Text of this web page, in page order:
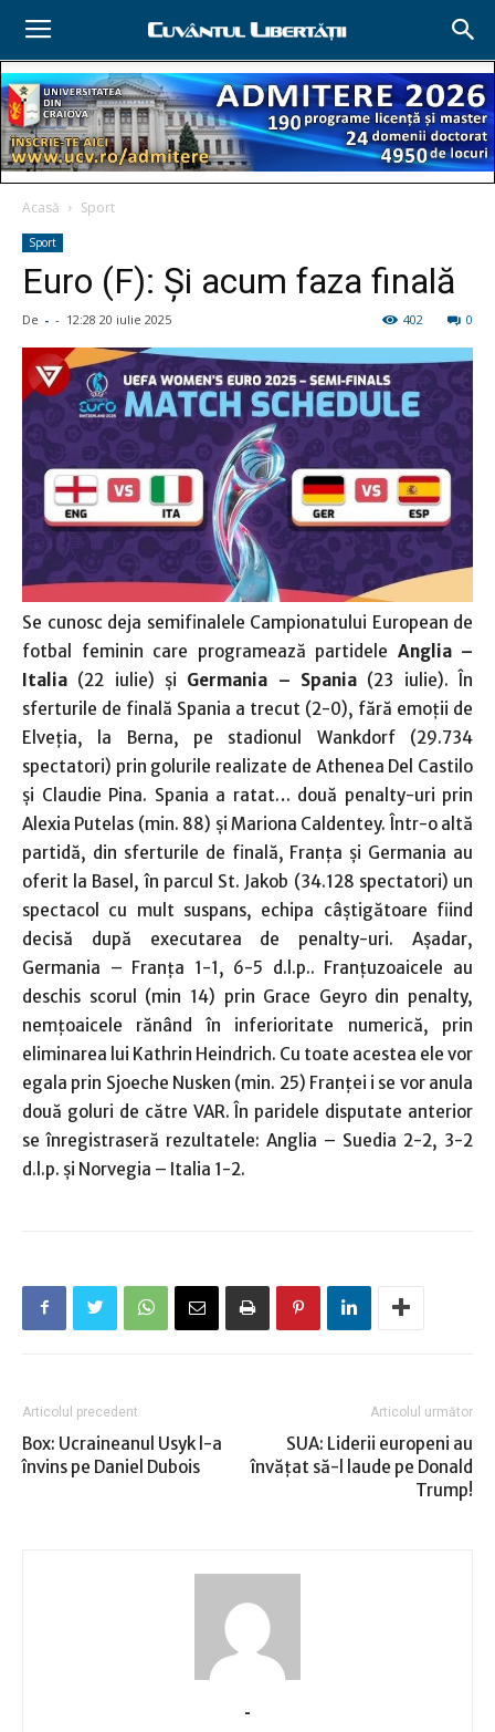
Acasă Sport
Sport
Euro (F): Şi acum faza finală
De - - 12:28 20 iulie 2025 0
402
Se cunosc deja semifinalele Campionatului European de
fotbal feminin care programează partidele Anglia –
Italia (22 iulie) şi Germania – Spania (23 iulie). În
sferturile de finală Spania a trecut (2-0), fără emoţii de
Elveţia, la Berna, pe stadionul Wankdorf (29.734
spectatori) prin golurile realizate de Athenea Del Castilo
şi Claudie Pina. Spania a ratat… două penalty-uri prin
Alexia Putelas (min. 88) şi Mariona Caldentey. Într-o altă
partidă, din sferturile de finală, Franţa şi Germania au
oferit la Basel, în parcul St. Jakob (34.128 spectatori) un
spectacol cu mult suspans, echipa câştigătoare fiind
decisă după executarea de penalty-uri. Aşadar,
Germania – Franţa 1-1, 6-5 d.l.p.. Franţuzoaicele au
deschis scorul (min 14) prin Grace Geyro din penalty,
nemţoaicele rănând în inferioritate numerică, prin
eliminarea lui Kathrin Heindrich. Cu toate acestea ele vor
egala prin Sjoeche Nusken (min. 25) Franţei i se vor anula
două goluri de către VAR. În paridele disputate anterior
se înregistraseră rezultatele: Anglia – Suedia 2-2, 3-2
d.l.p. şi Norvegia – Italia 1-2.
Articolul precedent
Box: Ucraineanul Usyk l-a
învins pe Daniel Dubois
Articolul următor
SUA: Liderii europeni au
învăţat să-l laude pe Donald
Trump!
-